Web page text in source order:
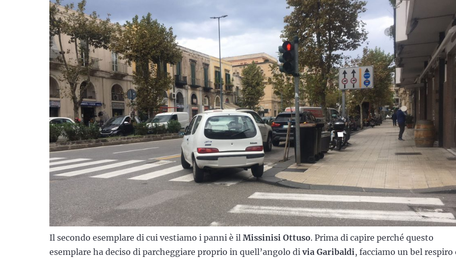
Il secondo esemplare di cui vestiamo i panni è il Missinisi Ottuso. Prima di capire perché questo
esemplare ha deciso di parcheggiare proprio in quell’angolo di via Garibaldi , facciamo un bel respiro